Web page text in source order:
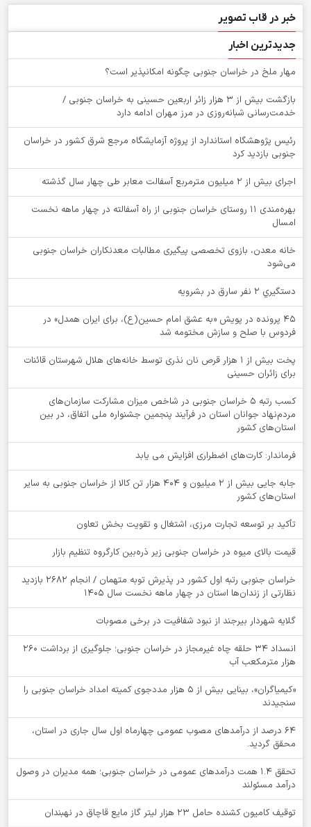
خبر در قاب تصویر
جدیدترین اخبار
‌مهار ملخ در خراسان جنوبی چگونه امکانپذیر است؟
بازگشت بیش از ۳ هزار زائر اربعین حسینی به خراسان جنوبی /
خدمت‌رسانی شبانه‌روزی در مرز مهران ادامه دارد
رئیس پژوهشگاه استاندارد از پروژه آزمایشگاه مرجع شرق کشور در خراسان
جنوبی بازدید کرد
اجرای بیش از ۲ میلیون مترمربع آسفالت معابر طی چهار سال گذشته
بهره‌مندی ۱۱ روستای خراسان جنوبی از راه آسفالته در چهار ماهه نخست
امسال
خانه معدن، بازوی تخصصی پیگیری مطالبات معدنکاران خراسان جنوبی
می‌شود
دستگيري 2 نفر سارق در بشرويه
۴۵ پرونده در پویش «به عشق امام حسین(ع)، برای ایران همدل» در
فردوس با صلح و سازش مختومه شد
پخت بیش از 1 هزار قرص نان نذری توسط خانه‌های هلال شهرستان قائنات
برای زائران حسینی
کسب رتبه ۵ خراسان جنوبی در شاخص میزان مشارکت سازمان‌های
مردم‌نهاد جوانان استان در فرآیند پنجمین جشنواره ملی اتفاق، در بین
استان‌های کشور
فرماندار: کارت‌های اضطراری افزایش می یابد
جابه جایی بیش از 2 میلیون و 404 هزار تن کالا از خراسان جنوبی به سایر
استان‌های کشور
تأکید بر توسعه تجارت مرزی، اشتغال و تقویت بخش تعاون
قیمت بالای میوه در خراسان جنوبی زیر ذره‌بین کارگروه تنظیم بازار
خراسان جنوبی رتبه اول کشور در پذیرش توبه متهمان / انجام ۲۶۸۲ بازدید
نظارتی از زندان‌ها استان در چهار ماهه نخست سال 1405
گلایه شهردار بیرجند از نبود شفافیت در برخی مصوبات
انسداد ۳۴ حلقه چاه غیرمجاز در خراسان جنوبی؛ جلوگیری از برداشت ۲۶۰
هزار مترمکعب آب
«کیمیاگران»، بینایی بیش از ۵ هزار مددجوی کمیته امداد خراسان جنوبی را
سنجیدند
64 درصد از درآمدهای مصوب عمومی چهارماه اول سال جاری در استان،
محقق گردید.
تحقق ۱.۴ همت درآمدهای عمومی در خراسان جنوبی؛ همه مدیران در وصول
درآمد مسئولند
توقيف کامیون کشنده حامل 23 هزار لیتر گاز مایع قاچاق در نهبندان